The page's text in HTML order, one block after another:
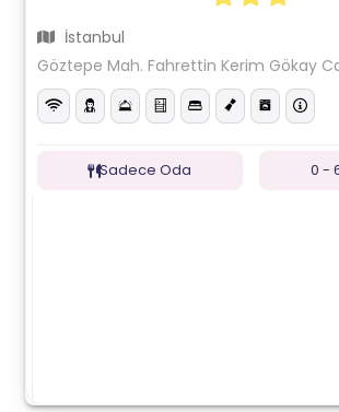
İstanbul
Göztepe Mah. Fahrettin Kerim Gökay
Sadece Oda 0 -